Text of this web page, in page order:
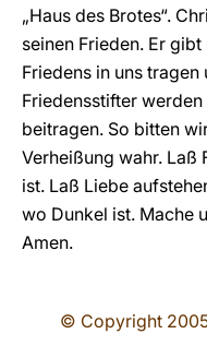
„Haus des Brotes“.
seinen Frieden. Er
Friedens in uns
Friedensstifter
beitragen. So bitten
Verheißung wahr. Laß
ist. Laß Liebe
wo Dunkel ist. Mache
Amen.
© Copyright